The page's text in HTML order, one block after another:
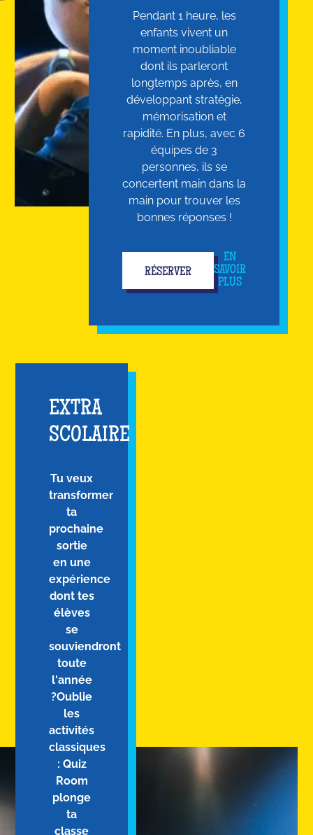
Pendant 1 heure, les
enfants vivent un
moment inoubliable
dont ils parleront
longtemps après, en
développant stratégie,
mémorisation et
rapidité. En plus, avec 6
équipes de 3
personnes, ils se
concertent main dans la
main pour trouver les
bonnes réponses !
RÉSERVER
EN
SAVOIR
PLUS
EXTRA
SCOLAIRE
Tu veux
transformer
ta
prochaine
sortie
en une
expérience
dont tes
élèves
se
souviendront
toute
l'année
?Oublie
les
activités
classiques
: Quiz
Room
plonge
ta
classe